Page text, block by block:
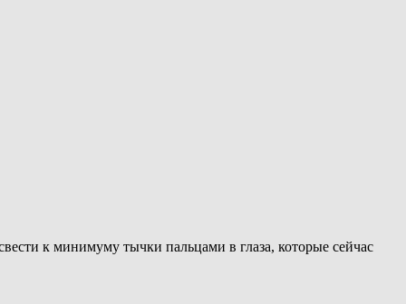
к минимуму тычки пальцами в глаза, которые сейчас